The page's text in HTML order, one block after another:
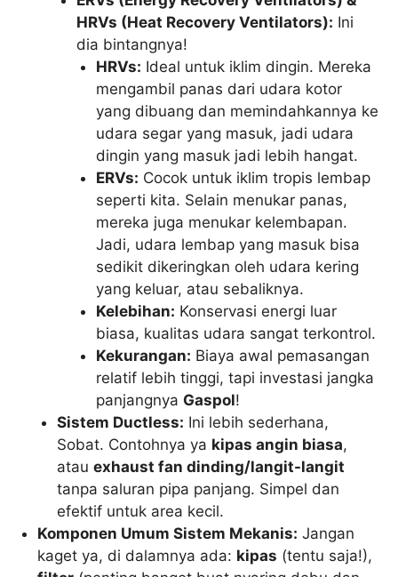
HRVs (Heat Recovery Ventilators): Ini
dia bintangnya!
HRVs: Ideal untuk iklim dingin. Mereka
mengambil panas dari udara kotor
yang dibuang dan memindahkannya ke
udara segar yang masuk, jadi udara
dingin yang masuk jadi lebih hangat.
ERVs: Cocok untuk iklim tropis lembap
seperti kita. Selain menukar panas,
mereka juga menukar kelembapan.
Jadi, udara lembap yang masuk bisa
sedikit dikeringkan oleh udara kering
yang keluar, atau sebaliknya.
Kelebihan: Konservasi energi luar
biasa, kualitas udara sangat terkontrol.
Kekurangan: Biaya awal pemasangan
relatif lebih tinggi, tapi investasi jangka
panjangnya Gaspol!
Sistem Ductless: Ini lebih sederhana,
Sobat. Contohnya ya kipas angin biasa,
atauexhaust fan dinding/langit-langit
tanpa saluran pipa panjang. Simpel dan
efektif untuk area kecil.
Komponen Umum Sistem Mekanis: Jangan
kaget ya, di dalamnya ada: kipas (tentu saja!),